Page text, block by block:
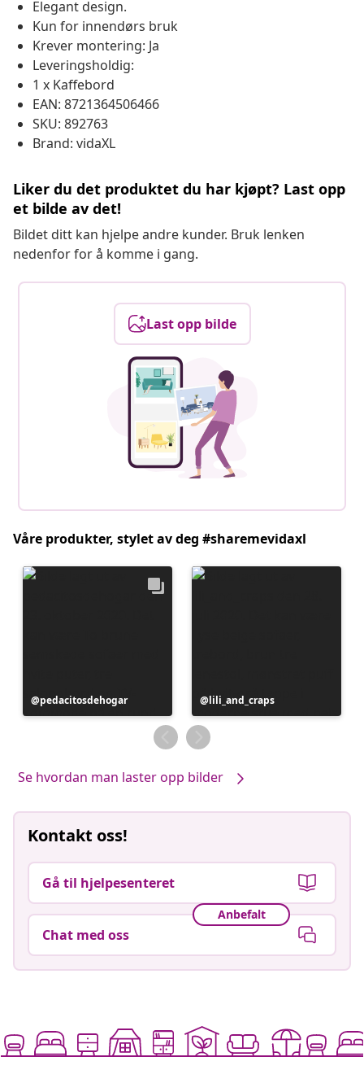
Elegant design.
Kun for innendørs bruk
Krever montering: Ja
Leveringsholdig:
1 x Kaffebord
EAN: 8721364506466
SKU: 892763
Brand: vidaXL
Liker du det produktet du har kjøpt? Last opp
et bilde av det!
Bildet ditt kan hjelpe andre kunder. Bruk lenken
nedenfor for å komme i gang.
Last opp bilde
Våre produkter, stylet av deg #sharemevidaxl
Innlegg
publisert
pedacitosdehogar
Innlegg
publisert
av
lili_and_craps
Se hvordan man laster opp bilder
Kontakt oss!
Gå til hjelpesenteret
Anbefalt
Chat med oss